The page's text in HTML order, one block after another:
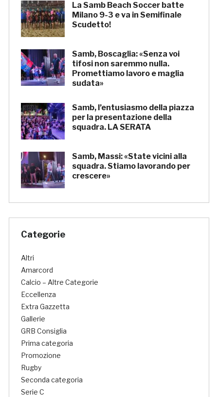
La Samb Beach Soccer batte
Milano 9-3 e va in Semifinale
Scudetto!
Samb, Boscaglia: «Senza voi
tifosi non saremmo nulla.
Promettiamo lavoro e maglia
sudata»
Samb, l’entusiasmo della piazza
per la presentazione della
squadra. LA SERATA
Samb, Massi: «State vicini alla
squadra. Stiamo lavorando per
crescere»
Categorie
Altri
Amarcord
Calcio – Altre Categorie
Eccellenza
Extra Gazzetta
Gallerie
GRB Consiglia
Prima categoria
Promozione
Rugby
Seconda categoria
Serie C